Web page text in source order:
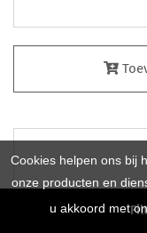
Cookies helpen ons bij
onze producten en
u akkoord met